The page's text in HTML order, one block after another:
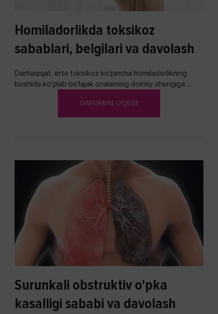
Homiladorlikda toksikoz
sabablari, belgilari va davolash
Darhaqiqat, erta toksikoz ko'pincha homiladorlikning
boshida ko'plab bo’lajak onalarning doimiy sherigiga
biron bir usuli bormi?DAVOMINI O'QISH
Surunkali obstruktiv o'pka
kasalligi sababi va davolash